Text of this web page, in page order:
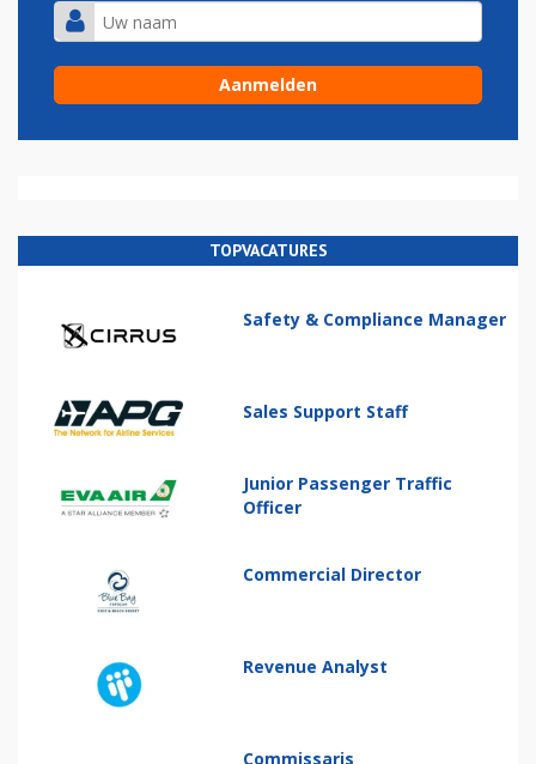
TOPVACATURES
Safety & Compliance Manager
Sales Support Staff
Junior Passenger Traffic
Officer
Commercial Director
Revenue Analyst
Commissaris